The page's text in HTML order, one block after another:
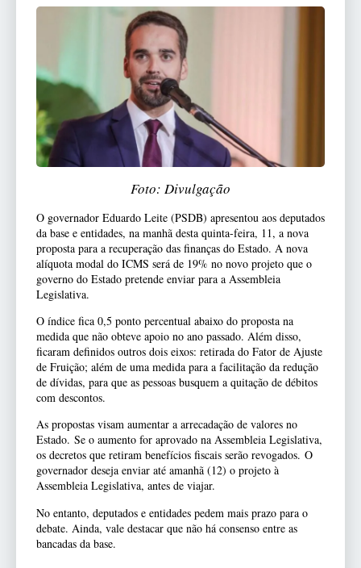
Foto: Divulgação
O governador Eduardo Leite (PSDB) apresentou aos deputados
da base e entidades, na manhã desta quinta-feira, 11, a nova
proposta para a recuperação das finanças do Estado. A nova
alíquota modal do ICMS será de 19% no novo projeto que o
governo do Estado pretende enviar para a Assembleia
Legislativa.
O índice fica 0,5 ponto percentual abaixo do proposta na
medida que não obteve apoio no ano passado. Além disso,
ficaram definidos outros dois eixos: retirada do Fator de Ajuste
de Fruição; além de uma medida para a facilitação da redução
de dívidas, para que as pessoas busquem a quitação de débitos
com descontos.
As propostas visam aumentar a arrecadação de valores no
Estado. Se o aumento for aprovado na Assembleia Legislativa,
os decretos que retiram benefícios fiscais serão revogados. O
governador deseja enviar até amanhã (12) o projeto à
Assembleia Legislativa, antes de viajar.
No entanto, deputados e entidades pedem mais prazo para o
debate. Ainda, vale destacar que não há consenso entre as
bancadas da base.